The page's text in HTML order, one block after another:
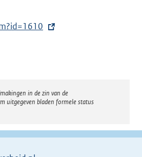
in de zin van de
uitgegeven bladen formele status